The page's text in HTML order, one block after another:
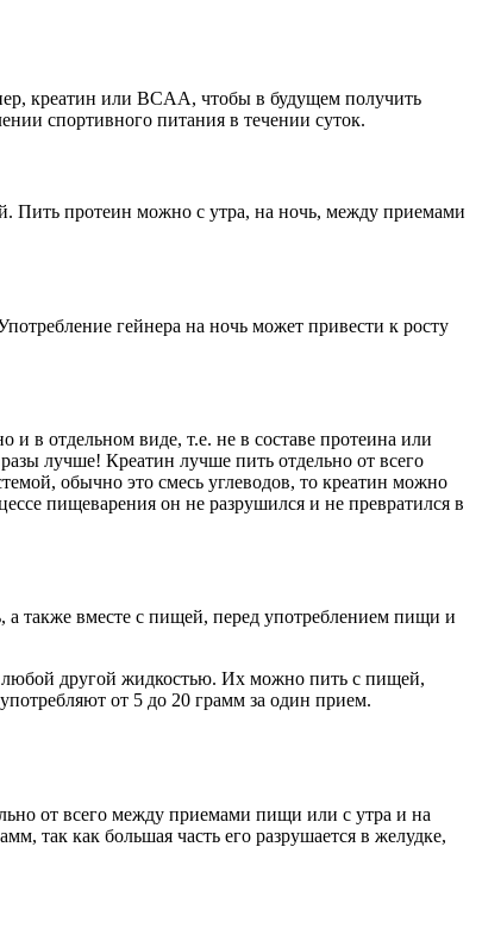
креатин или BCAA, чтобы в будущем получить
спортивного питания в течении суток.
Пить протеин можно с утра, на ночь, между приемами
гейнера на ночь может привести к росту
в отдельном виде, т.е. не в составе протеина или
лучше! Креатин лучше пить отдельно от всего
обычно это смесь углеводов, то креатин можно
пищеварения он не разрушился и не превратился в
также вместе с пищей, перед употреблением пищи и
любой другой жидкостью. Их можно пить с пищей,
от 5 до 20 грамм за один прием.
от всего между приемами пищи или с утра и на
так как большая часть его разрушается в желудке,